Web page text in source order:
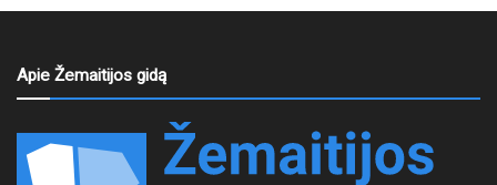
Apie Žemaitijos gidą